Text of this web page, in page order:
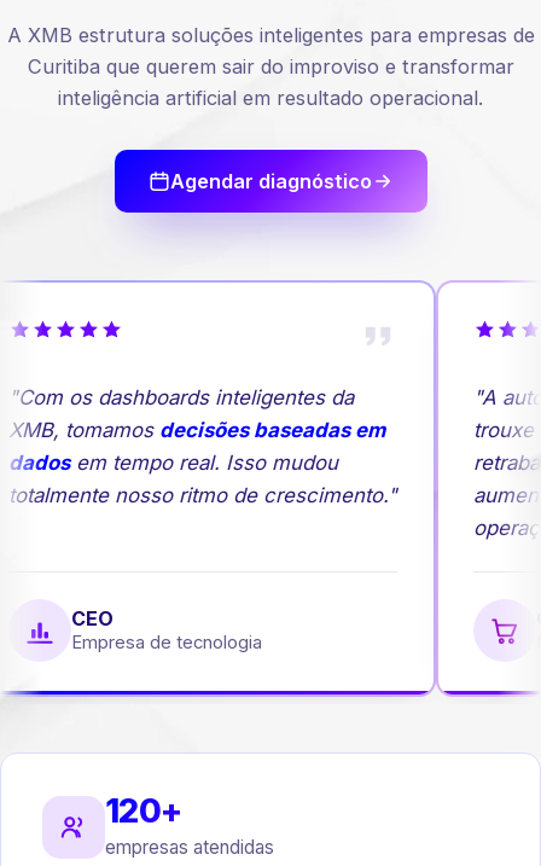
A XMB estrutura soluções inteligentes para empresas de
Curitiba que querem sair do improviso e transformar
inteligência artificial em resultado operacional.
Agendar diagnóstico
"Com os dashboards inteligentes da
XMB, tomamosdecisões baseadas em
dadosem tempo real. Isso mudou
totalmente nosso ritmo de crescimento."
CEO
Empresa de tecnologia
"A
trouxe
120+
empresas atendidas